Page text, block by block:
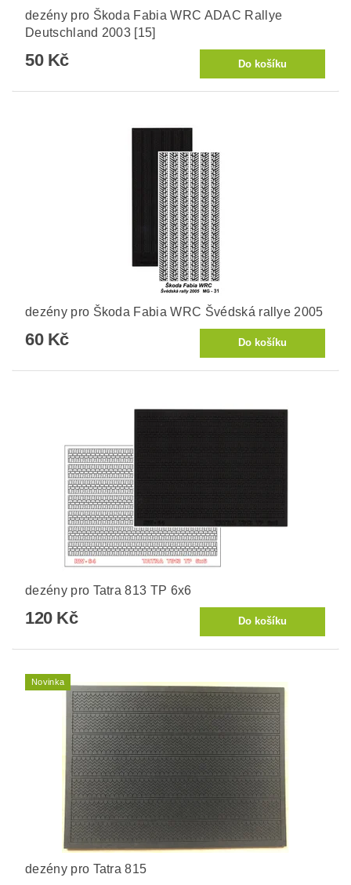
dezény pro Škoda Fabia WRC ADAC Rallye
Deutschland 2003 [15]
50 Kč
dezény pro Škoda Fabia WRC Švédská rallye 2005
60 Kč
dezény pro Tatra 813 TP 6x6
120 Kč
Novinka
dezény pro Tatra 815